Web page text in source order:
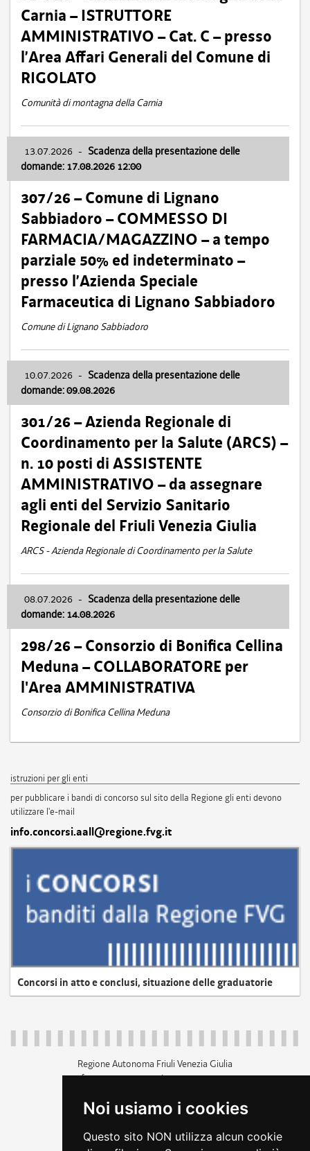
Noi usiamo i cookies
Questo sito NON utilizza alcun cookie
Carnia – ISTRUTTORE
AMMINISTRATIVO – Cat. C – presso
l’Area Affari Generali del Comune di
RIGOLATO
Comunità di montagna della Carnia
13.07.2026 - Scadenza della presentazione delle
domande: 17.08.2026 12:00
307/26 – Comune di Lignano
Sabbiadoro – COMMESSO DI
FARMACIA/MAGAZZINO – a tempo
parziale 50% ed indeterminato –
presso l’Azienda Speciale
Farmaceutica di Lignano Sabbiadoro
Comune di Lignano Sabbiadoro
10.07.2026 - Scadenza della presentazione delle
domande: 09.08.2026
301/26 – Azienda Regionale di
Coordinamento per la Salute (ARCS) –
n. 10 posti di ASSISTENTE
AMMINISTRATIVO – da assegnare
agli enti del Servizio Sanitario
Regionale del Friuli Venezia Giulia
ARCS - Azienda Regionale di Coordinamento per la Salute
08.07.2026 - Scadenza della presentazione delle
domande: 14.08.2026
298/26 – Consorzio di Bonifica Cellina
Meduna – COLLABORATORE per
l'Area AMMINISTRATIVA
Consorzio di Bonifica Cellina Meduna
istruzioni per gli enti
per pubblicare i bandi di concorso sul sito della Regione gli enti devono
utilizzare l'e-mail
info.concorsi.aall@regione.fvg.it
Concorsi in atto e conclusi, situazione delle graduatorie
Regione Autonoma Friuli Venezia Giulia
c.f. 80014930327; p.iva 00526040324
+39 040 3771111